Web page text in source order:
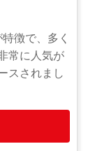
徴で、多く
常に人気が
スされまし